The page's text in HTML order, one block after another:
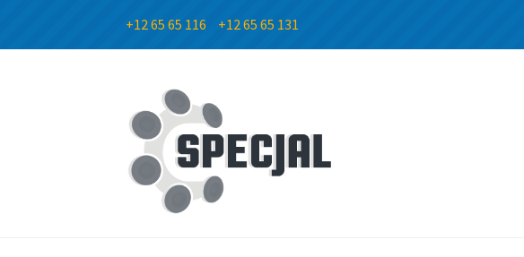
+12 65 65 116 +12 65 65 131
Przejdź
do
nawigacji
Przejdź
do
treści